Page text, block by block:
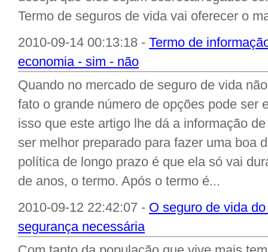
Termo de seguros de vida vai oferecer o
2010-09-14 00:13:18 - Termo de
economia - sim - não
Quando no mercado de seguro de vida
fato o grande número de opções pode ser
isso que este artigo lhe dá a informação
ser melhor preparado para fazer uma boa
política de longo prazo é que ela só vai
de anos, o termo. Após o termo é...
2010-09-12 22:42:07 - O seguro de vida
segurança necessária